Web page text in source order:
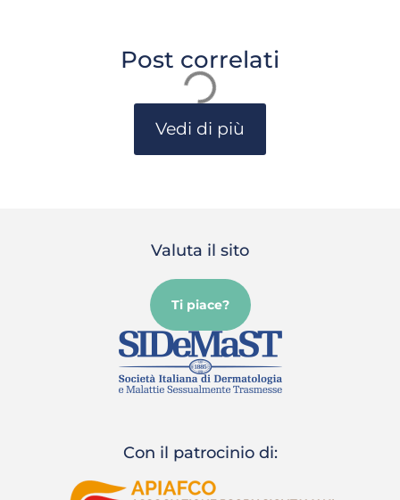
Post correlati
Vedi di più
Valuta il sito
Ti piace?
Con il patrocinio di: